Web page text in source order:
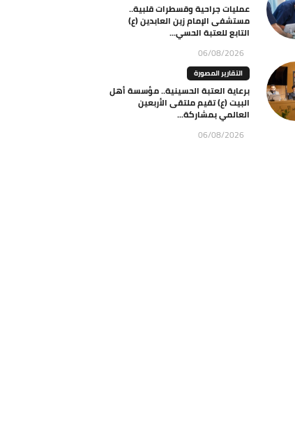
عمليات جراحية وقسطرات قلبية..
مستشفى الإمام زين العابدين (ع)
التابع للعتبة الحسي...
06/08/2026
التقارير المصورة
برعاية العتبة الحسينية.. مؤسسة أهل
البيت (ع) تقيم ملتقى الأربعين
العالمي بمشاركة...
06/08/2026